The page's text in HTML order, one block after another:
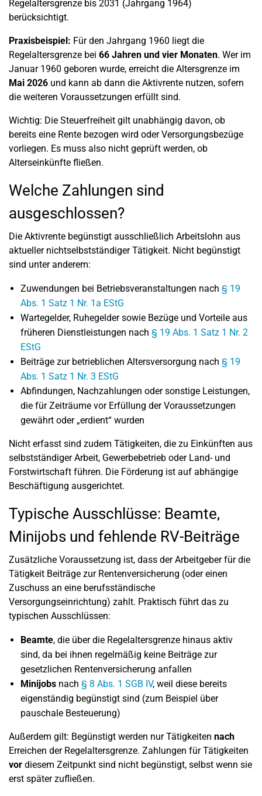
Regelaltersgrenze bis 2031 (Jahrgang 1964)
berücksichtigt.
Praxisbeispiel: Für den Jahrgang 1960 liegt die
Regelaltersgrenze bei 66 Jahren und vier Monaten. Wer im
Januar 1960 geboren wurde, erreicht die Altersgrenze im
Mai 2026 und kann ab dann die Aktivrente nutzen, sofern
die weiteren Voraussetzungen erfüllt sind.
Wichtig: Die Steuerfreiheit gilt unabhängig davon, ob
bereits eine Rente bezogen wird oder Versorgungsbezüge
vorliegen. Es muss also nicht geprüft werden, ob
Alterseinkünfte fließen.
Welche Zahlungen sind
ausgeschlossen?
Die Aktivrente begünstigt ausschließlich Arbeitslohn aus
aktueller nichtselbstständiger Tätigkeit. Nicht begünstigt
sind unter anderem:
Zuwendungen bei Betriebsveranstaltungen nach § 19
Abs. 1 Satz 1 Nr. 1a EStG
Wartegelder, Ruhegelder sowie Bezüge und Vorteile aus
früheren Dienstleistungen nach § 19 Abs. 1 Satz 1 Nr. 2
EStG
Beiträge zur betrieblichen Altersversorgung nach § 19
Abs. 1 Satz 1 Nr. 3 EStG
Abfindungen, Nachzahlungen oder sonstige Leistungen,
die für Zeiträume vor Erfüllung der Voraussetzungen
gewährt oder „erdient“ wurden
Nicht erfasst sind zudem Tätigkeiten, die zu Einkünften aus
selbstständiger Arbeit, Gewerbebetrieb oder Land- und
Forstwirtschaft führen. Die Förderung ist auf abhängige
Beschäftigung ausgerichtet.
Typische Ausschlüsse: Beamte,
Minijobs und fehlende RV-Beiträge
Zusätzliche Voraussetzung ist, dass der Arbeitgeber für die
Tätigkeit Beiträge zur Rentenversicherung (oder einen
Zuschuss an eine berufsständische
Versorgungseinrichtung) zahlt. Praktisch führt das zu
typischen Ausschlüssen:
Beamte, die über die Regelaltersgrenze hinaus aktiv
sind, da bei ihnen regelmäßig keine Beiträge zur
gesetzlichen Rentenversicherung anfallen
Minijobs nach § 8 Abs. 1 SGB IV, weil diese bereits
eigenständig begünstigt sind (zum Beispiel über
pauschale Besteuerung)
Außerdem gilt: Begünstigt werden nur Tätigkeiten nach
Erreichen der Regelaltersgrenze. Zahlungen für Tätigkeiten
vor diesem Zeitpunkt sind nicht begünstigt, selbst wenn sie
erst später zufließen.